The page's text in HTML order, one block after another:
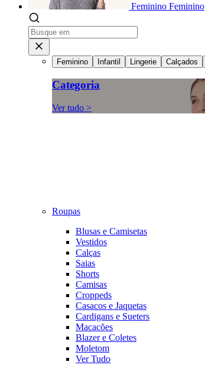
Feminino Feminino
Feminino Infantil Lingerie Calçados
Categoria
Ver tudo >
Roupas
Blusas e Camisetas
Vestidos
Calças
Saias
Shorts
Camisas
Croppeds
Casacos e Jaquetas
Cardigans e Sueters
Macacões
Blazer e Coletes
Moletom
Ver Tudo